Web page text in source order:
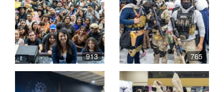
913 765